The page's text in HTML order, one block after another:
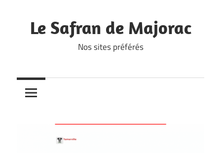
content
Le Safran de Majorac
Nos sites préférés